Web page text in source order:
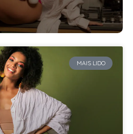
MAIS LIDO